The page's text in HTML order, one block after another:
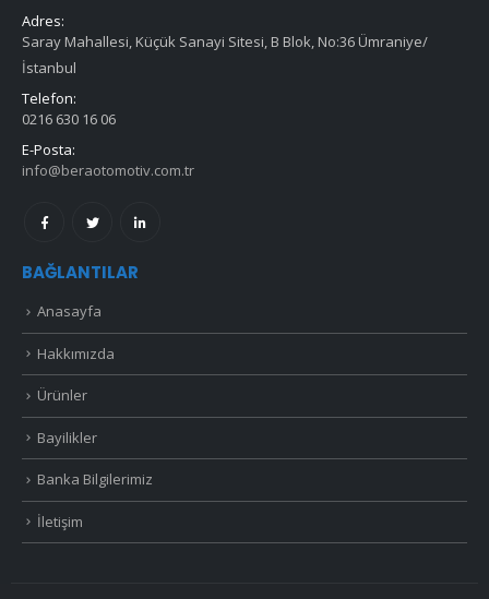
Adres:
Saray Mahallesi, Küçük Sanayi Sitesi, B Blok, No:36 Ümraniye/
İstanbul
Telefon:
0216 630 16 06
E-Posta:
info@beraotomotiv.com.tr
BAĞLANTILAR
Anasayfa
Hakkımızda
Ürünler
Bayilikler
Banka Bilgilerimiz
İletişim